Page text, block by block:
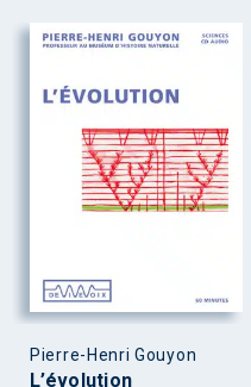
Pierre-Henri Gouyon
L’évolution